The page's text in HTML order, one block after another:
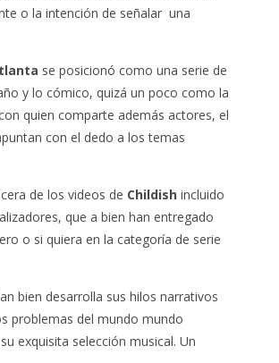
o la intención de señalar una
se posicionó como una serie de
y lo cómico, quizá un poco como la
quien comparte además actores, el
con el dedo a los temas
de los videos de Childish incluido
que a bien han entregado
o si quiera en la categoría de serie
bien desarrolla sus hilos narrativos
problemas del mundo mundo
exquisita selección musical. Un